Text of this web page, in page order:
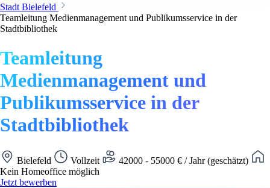
Stadt Bielefeld
Teamleitung Medienmanagement und Publikumsservice in der
Stadtbibliothek
Teamleitung
Medienmanagement und
Publikumsservice in der
Stadtbibliothek
Bielefeld Vollzeit
42000 - 55000 € / Jahr (geschätzt)
Kein Homeoffice möglich
Jetzt bewerben